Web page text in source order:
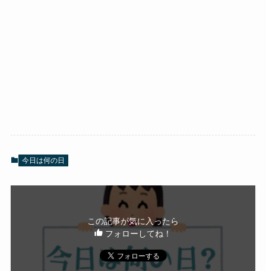
今日は何の日
この記事が気に入ったら
フォローしてね！